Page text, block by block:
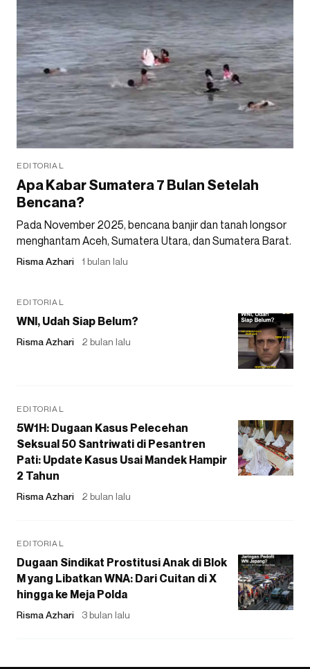
EDITORIAL
Apa Kabar Sumatera 7 Bulan Setelah
Bencana?
Pada November 2025, bencana banjir dan tanah longsor
menghantam Aceh, Sumatera Utara, dan Sumatera Barat.
Risma Azhari 1 bulan lalu
EDITORIAL
WNI, Udah Siap Belum?
Risma Azhari 2 bulan lalu
EDITORIAL
5W1H: Dugaan Kasus Pelecehan
Seksual 50 Santriwati di Pesantren
Pati: Update Kasus Usai Mandek Hampir
2 Tahun
Risma Azhari 2 bulan lalu
EDITORIAL
Dugaan Sindikat Prostitusi Anak di Blok
M yang Libatkan WNA: Dari Cuitan di X
hingga ke Meja Polda
Risma Azhari 3 bulan lalu